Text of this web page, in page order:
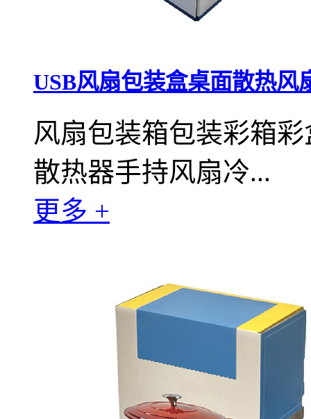
USB风扇包装盒桌面散热风
风扇包装箱包装彩箱
散热器手持风扇冷...
更多 +